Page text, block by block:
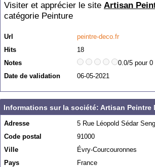
Visiter et apprécier le site Artisan
catégorie Peinture
Url
peintre-deco.fr
Hits
18
Notes
0.0/5 pour 0
Date de validation
06-05-2021
Informations sur la société: Artisan Peintre
Adresse
5 Rue Léopold Sédar
Code postal
91000
Ville
Évry-Courcouronnes
Pays
France